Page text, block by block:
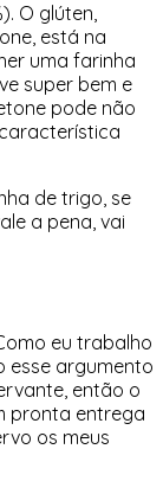
O glúten,
está na
uma farinha
super bem e
pode não
de trigo, se
a pena, vai
eu trabalho
esse argumento
então o
pronta entrega
os meus